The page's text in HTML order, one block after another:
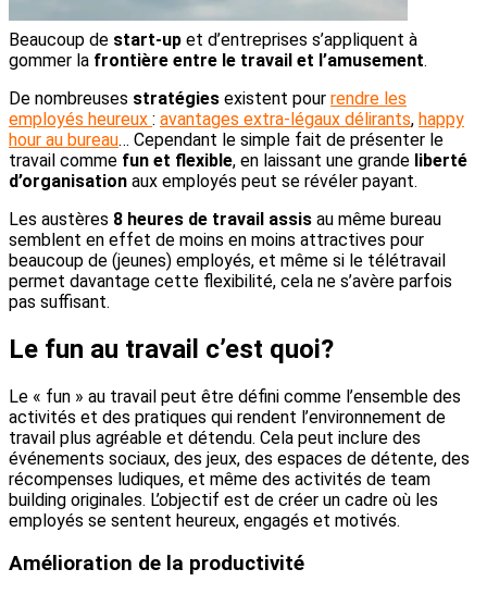
Beaucoup de start-up et d’entreprises s’appliquent à
gommer la frontière entre le travail et l’amusement.
De nombreuses stratégies existent pour rendre les
employés heureux : avantages extra-légaux délirants, happy
hour au bureau… Cependant le simple fait de présenter le
travail comme fun et flexible, en laissant une grande liberté
d’organisation aux employés peut se révéler payant.
Les austères 8 heures de travail assis au même bureau
semblent en effet de moins en moins attractives pour
beaucoup de (jeunes) employés, et même si le télétravail
permet davantage cette flexibilité, cela ne s’avère parfois
pas suffisant.
Le fun au travail c’est quoi?
Le « fun » au travail peut être défini comme l’ensemble des
activités et des pratiques qui rendent l’environnement de
travail plus agréable et détendu. Cela peut inclure des
événements sociaux, des jeux, des espaces de détente, des
récompenses ludiques, et même des activités de team
building originales. L’objectif est de créer un cadre où les
employés se sentent heureux, engagés et motivés.
Amélioration de la productivité